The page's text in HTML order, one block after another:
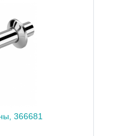
366681